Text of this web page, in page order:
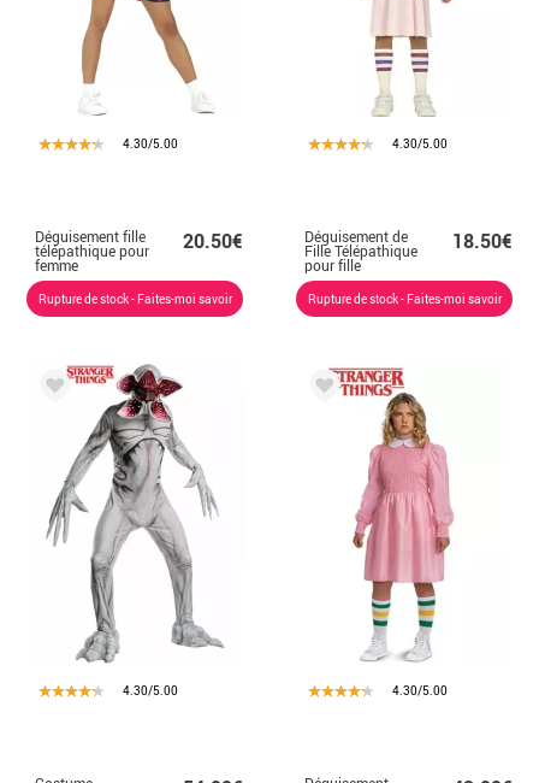
4.30/5.00
Déguisement fille
télépathique pour
femme
20.50€
Rupture de stock - Faites-moi savoir
4.30/5.00
Déguisement de
Fille Télépathique
pour fille
18.50€
Rupture de stock - Faites-moi savoir
4.30/5.00 4.30/5.00